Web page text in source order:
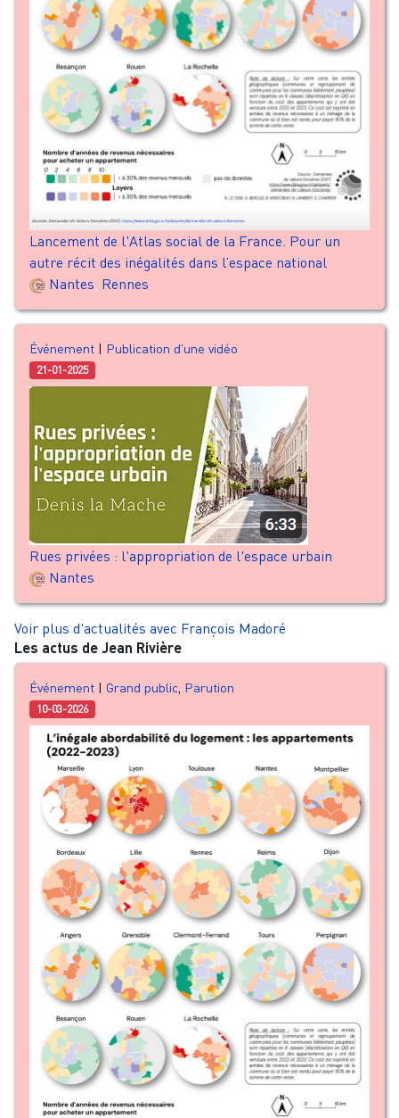
Lancement de l'Atlas social de la France. Pour un
autre récit des inégalités dans l’espace national
Nantes Rennes
Événement | Publication d'une vidéo
21-01-2025
Rues privées : l'appropriation de l'espace urbain
Nantes
Voir plus d'actualités avec François Madoré
Les actus de Jean Rivière
Événement | Grand public Parution
10-03-2026